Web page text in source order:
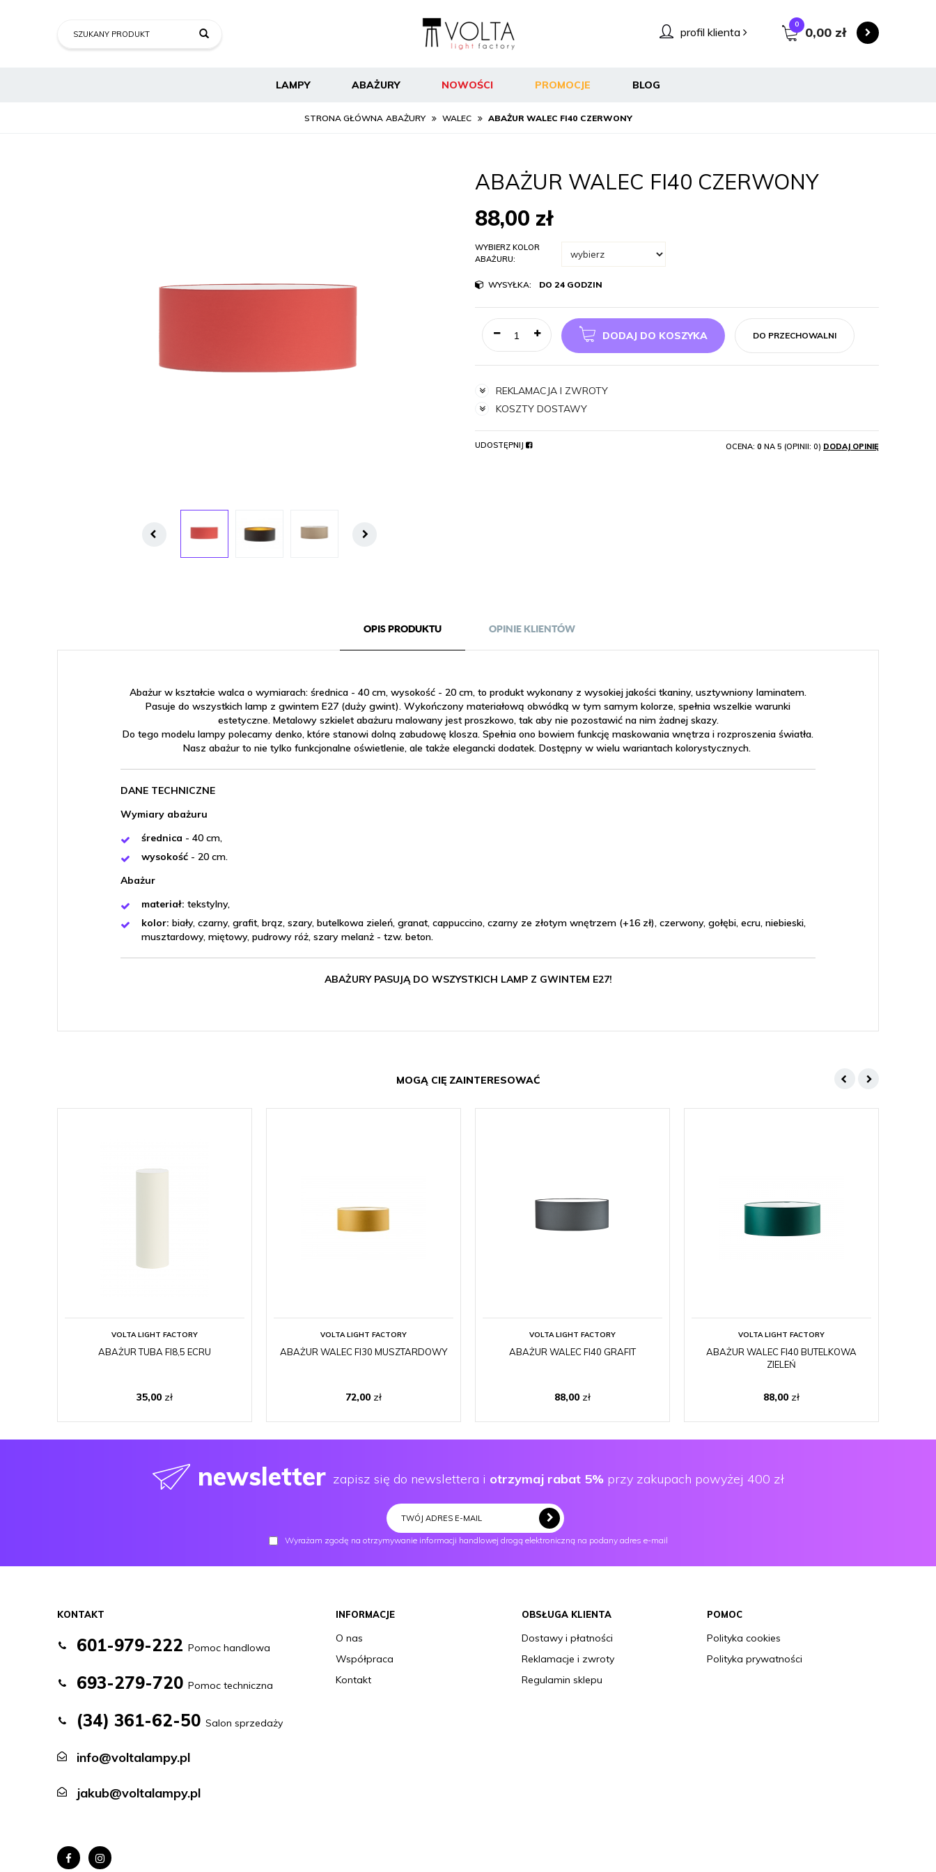
0
0,00 zł
profil klienta
LAMPY ABAŻURY NOWOŚCI PROMOCJE BLOG
STRONA GŁÓWNA ABAŻURY WALEC ABAŻUR WALEC FI40 CZERWONY
ABAŻUR WALEC FI40 CZERWONY
88,00 zł
WYBIERZ KOLOR
ABAŻURU:
WYSYŁKA: DO 24 GODZIN
DODAJ DO KOSZYKA DO PRZECHOWALNI
REKLAMACJA I ZWROTY
KOSZTY DOSTAWY
UDOSTĘPNIJ OCENA: 0 NA 5 (OPINII: 0) DODAJ OPINIĘ
OPIS PRODUKTU OPINIE KLIENTÓW
Abażur w kształcie walca o wymiarach: średnica - 40 cm, wysokość - 20 cm, to produkt wykonany z wysokiej jakości tkaniny, usztywniony laminatem.
Pasuje do wszystkich lamp z gwintem E27 (duży gwint). Wykończony materiałową obwódką w tym samym kolorze, spełnia wszelkie warunki
estetyczne. Metalowy szkielet abażuru malowany jest proszkowo, tak aby nie pozostawić na nim żadnej skazy.
Do tego modelu lampy polecamy denko, które stanowi dolną zabudowę klosza. Spełnia ono bowiem funkcję maskowania wnętrza i rozproszenia światła.
Nasz abażur to nie tylko funkcjonalne oświetlenie, ale także elegancki dodatek. Dostępny w wielu wariantach kolorystycznych.
DANE TECHNICZNE
Wymiary abażuru
średnica - 40 cm,
wysokość - 20 cm.
Abażur
materiał: tekstylny,
kolor: biały, czarny, grafit, brąz, szary, butelkowa zieleń, granat, cappuccino, czarny ze złotym wnętrzem (+16 zł), czerwony, gołębi, ecru, niebieski,
musztardowy, miętowy, pudrowy róż, szary melanż - tzw. beton.
ABAŻURY PASUJĄ DO WSZYSTKICH LAMP Z GWINTEM E27!
MOGĄ CIĘ ZAINTERESOWAĆ
VOLTA LIGHT FACTORY
ABAŻUR TUBA FI8,5 ECRU
35,00 zł
VOLTA LIGHT FACTORY
ABAŻUR WALEC FI30 MUSZTARDOWY
72,00 zł
VOLTA LIGHT FACTORY
ABAŻUR WALEC FI40 GRAFIT
88,00 zł
VOLTA LIGHT FACTORY
ABAŻUR WALEC FI40 BUTELKOWA
ZIELEŃ
88,00 zł
newsletter zapisz się do newslettera i otrzymaj rabat 5%przy zakupach powyżej 400 zł
Wyrażam zgodę na otrzymywanie informacji handlowej drogą elektroniczną na podany adres e-mail
INFORMACJE
O nas
Współpraca
Kontakt
OBSŁUGA KLIENTA
Dostawy i płatności
Reklamacje i zwroty
Regulamin sklepu
POMOC
Polityka cookies
Polityka prywatności
KONTAKT
601-979-222 Pomoc handlowa
693-279-720 Pomoc techniczna
(34) 361-62-50 Salon sprzedaży
info@voltalampy.pl
jakub@voltalampy.pl